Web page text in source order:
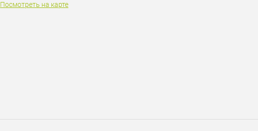
Посмотреть на карте